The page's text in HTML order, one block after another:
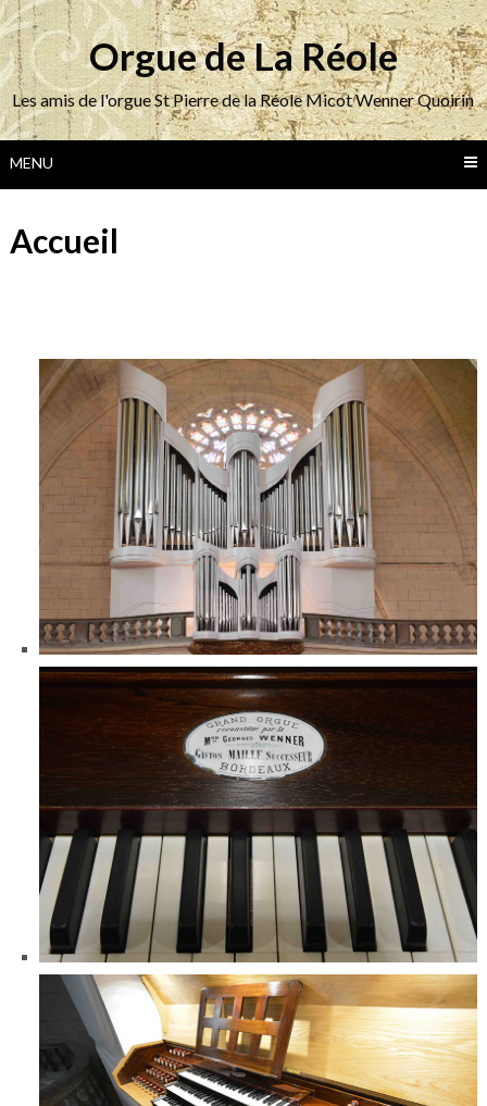
Skip
to
content
Orgue de La Réole
Les amis de l'orgue St Pierre de la Réole Micot Wenner Quoirin
MENU
Accueil